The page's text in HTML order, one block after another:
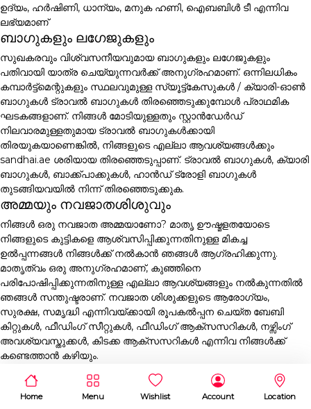
ഉദ്യം, ഹർഷിണി, ധാന്യം, മനുക ഹണി, ഐബബിൾ ടീ എന്നിവ
ലഭ്യമാണ്
ബാഗുകളും ലഗേജുകളും
സുഖകരവും വിശ്വസനീയവുമായ ബാഗുകളും ലഗേജുകളും
പതിവായി യാത്ര ചെയ്യുന്നവർക്ക് അനുഗ്രഹമാണ്. ഒന്നിലധികം
കമ്പാർട്ട്മെന്റുകളും സ്ഥലവുമുള്ള സ്യൂട്ട്കേസുകൾ / ക്യാരി-ഓൺ
ബാഗുകൾ ട്രാവൽ ബാഗുകൾ തിരഞ്ഞെടുക്കുമ്പോൾ പ്രാഥമിക
ഘടകങ്ങളാണ്. നിങ്ങൾ മോടിയുള്ളതും സ്റ്റാൻഡേർഡ്
നിലവാരമുള്ളതുമായ ട്രാവൽ ബാഗുകൾക്കായി
തിരയുകയാണെങ്കിൽ, നിങ്ങളുടെ എല്ലാ ആവശ്യങ്ങൾക്കും
sandhai.ae ശരിയായ തിരഞ്ഞെടുപ്പാണ്. ട്രാവൽ ബാഗുകൾ, ക്യാരി
ബാഗുകൾ, ബാക്ക്പാക്കുകൾ, ഹാൻഡ് ട്രോളി ബാഗുകൾ
തുടങ്ങിയവയിൽ നിന്ന് തിരഞ്ഞെടുക്കുക.
അമ്മയും നവജാതശിശുവും
നിങ്ങൾ ഒരു നവജാത അമ്മയാണോ? മാതൃ ഊഷ്മളതയോടെ
നിങ്ങളുടെ കുട്ടികളെ ആശ്വസിപ്പിക്കുന്നതിനുള്ള മികച്ച
ഉൽപ്പന്നങ്ങൾ നിങ്ങൾക്ക് നൽകാൻ ഞങ്ങൾ ആഗ്രഹിക്കുന്നു.
മാതൃത്വം ഒരു അനുഗ്രഹമാണ്, കുഞ്ഞിനെ
പരിപോഷിപ്പിക്കുന്നതിനുള്ള എല്ലാ ആവശ്യങ്ങളും നൽകുന്നതിൽ
ഞങ്ങൾ സന്തുഷ്ടരാണ്. നവജാത ശിശുക്കളുടെ ആരോഗ്യം,
സുരക്ഷ, സമൃദ്ധി എന്നിവയ്ക്കായി രൂപകൽപ്പന ചെയ്ത ബേബി
കിറ്റുകൾ, ഫീഡിംഗ് സീറ്റുകൾ, ഫീഡിംഗ് ആക്സസറികൾ, നഴ്സിംഗ്
അവശ്യവസ്തുക്കൾ, കിടക്ക ആക്സസറികൾ എന്നിവ നിങ്ങൾക്ക്
കണ്ടെത്താൻ കഴിയും.
Home Menu Wishlist Account Location